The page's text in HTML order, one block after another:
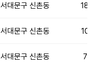
서대문구 신촌동 188
서대문구 신촌동 102
서대문구 신촌동 75